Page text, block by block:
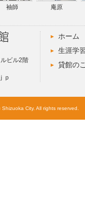
袖師 庵原
ビル2階
ｐ
ホーム
生涯学
貸館の
City. All rights reserved.